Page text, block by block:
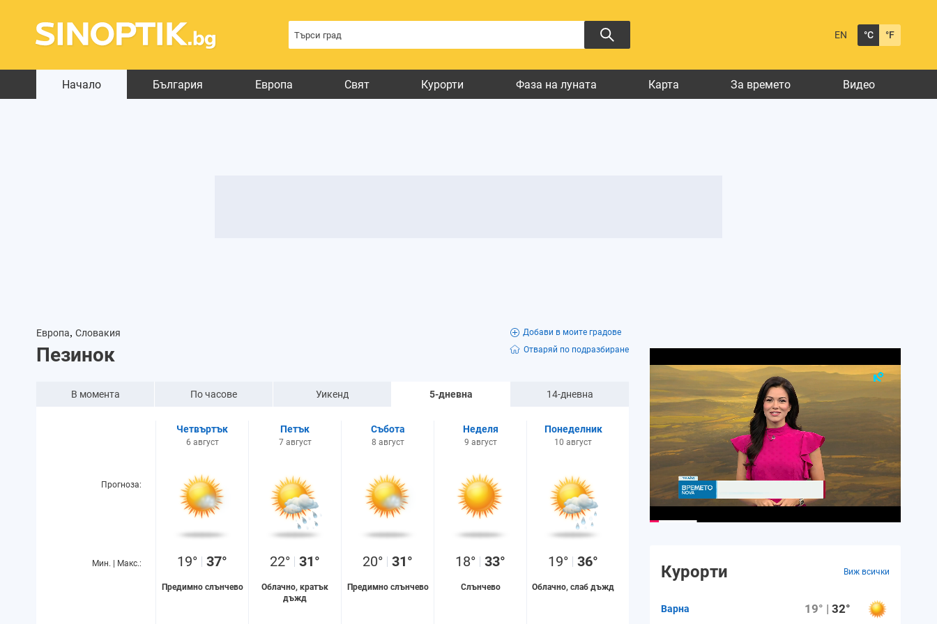
EN °C °F
Начало България Европа Свят Курорти Фаза на луната Карта За времето Видео
Европа, Словакия
Пезинок
Добави в моите градове
Отваряй по подразбиране
В момента По часове Уикенд 5-дневна 14-дневна
Прогноза:
Мин. | Макс.:
Четвъртък
6 август
19° 37°
Предимно слънчево
Петък
7 август
22° 31°
Облачно, кратък
дъжд
Събота
8 август
20° 31°
Предимно слънчево
Неделя
9 август
18° 33°
Слънчево
Понеделник
10 август
19° 36°
Облачно, слаб дъжд
Курорти Виж всички
Варна 19° |32°